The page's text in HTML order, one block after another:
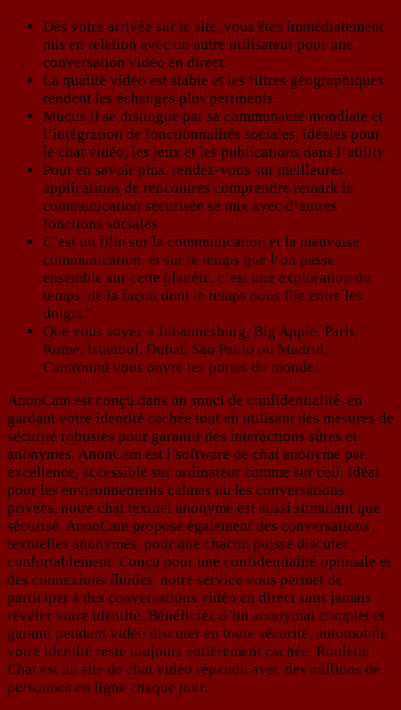
Dès votre arrivée sur le site, vous êtes immédiatement
mis en relation avec un autre utilisateur pour une
conversation vidéo en direct.
La qualité vidéo est stable et les filtres géographiques
rendent les échanges plus pertinents.
Mucus Il se distingue par sa communauté mondiale et
l’intégration de fonctionnalités sociales, idéales pour
le chat vidéo, les jeux et les publications dans l’utility.
Pour en savoir plus, rendez-vous sur meilleures
applications de rencontres comprendre remark la
communication sécurisée se mix avec d’autres
fonctions sociales.
C’est un film sur la communication et la mauvaise
communication, et sur le temps que l’on passe
ensemble sur cette planète, c’est une exploration du
temps, de la façon dont le temps nous file entre les
doigts.”
Que vous soyez à Johannesburg, Big Apple, Paris,
Rome, Istanbul, Dubaï, São Paulo ou Madrid,
Camround vous ouvre les portes du monde.
AnonCam est conçu dans un souci de confidentialité, en
gardant votre identité cachée tout en utilisant des mesures de
sécurité robustes pour garantir des interactions sûres et
anonymes. AnonCam est l’software de chat anonyme par
excellence, accessible sur ordinateur comme sur cell. Idéal
pour les environnements calmes ou les conversations
privées, notre chat textuel anonyme est aussi stimulant que
sécurisé. AnonCam propose également des conversations
textuelles anonymes, pour que chacun puisse discuter
confortablement. Conçu pour une confidentialité optimale et
des connexions fluides, notre service vous permet de
participer à des conversations vidéo en direct sans jamais
révéler votre identité. Bénéficiez d’un anonymat complet et
garanti pendant vidéo discuter en toute sécurité, automobile
votre identité reste toujours entièrement cachée. Roulette
Chat est un site de chat vidéo répandu avec des millions de
personnes en ligne chaque jour.